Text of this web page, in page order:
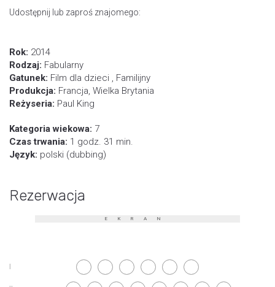
Udostępnij lub zaproś znajomego:
Rok: 2014
Rodzaj: Fabularny
Gatunek: Film dla dzieci , Familijny
Produkcja: Francja, Wielka Brytania
Reżyseria: Paul King
Kategoria wiekowa: 7
Czas trwania: 1 godz. 31 min.
Język: polski (dubbing)
Rezerwacja
EKRAN